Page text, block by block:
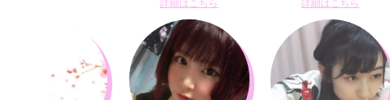
詳細はこちら
詳細はこちら